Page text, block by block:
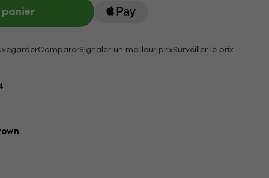
ComparerSignaler un meilleur prixSurveiller le prix